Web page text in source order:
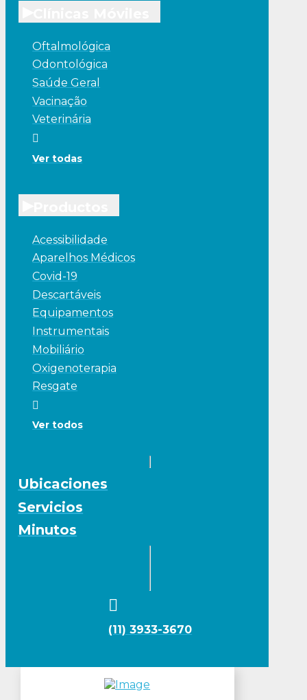
Oftalmológica
Odontológica
Saúde Geral
Vacinação
Veterinária
Ver todas
Acessibilidade
Aparelhos Médicos
Covid-19
Descartáveis
Equipamentos
Instrumentais
Mobiliário
Oxigenoterapia
Resgate
Ver todos
Ubicaciones
Servicios
Minutos
(11) 3933-3670